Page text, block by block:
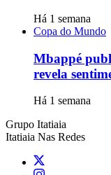
Há 1 semana
Copa do Mundo
Mbappé
revela
Há 1 semana
Grupo Itatiaia
Itatiaia Nas Redes